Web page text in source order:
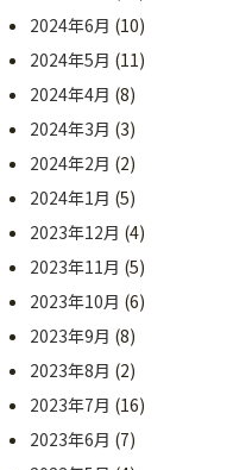
2024年6月 (10)
2024年5月 (11)
2024年4月 (8)
2024年3月 (3)
2024年2月 (2)
2024年1月 (5)
2023年12月 (4)
2023年11月 (5)
2023年10月 (6)
2023年9月 (8)
2023年8月 (2)
2023年7月 (16)
2023年6月 (7)